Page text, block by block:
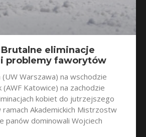
eliminacje
problemy faworytów
(UW Warszawa) na wschodzie
Katowice) na zachodzie
kobiet do jutrzejszego
ramach Akademickich Mistrzostw
panów dominowali Wojciech